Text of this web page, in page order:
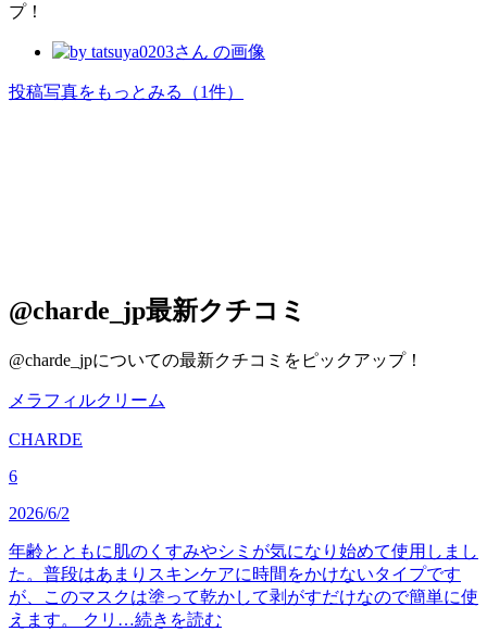
プ！
投稿写真をもっとみる （1件）
@charde_jp最新クチコミ
@charde_jpについての最新クチコミをピックアップ！
メラフィルクリーム
CHARDE
6
2026/6/2
年齢とともに肌のくすみやシミが気になり始めて使用しまし
た。普段はあまりスキンケアに時間をかけないタイプです
が、このマスクは塗って乾かして剥がすだけなので簡単に使
えます。 クリ…続きを読む